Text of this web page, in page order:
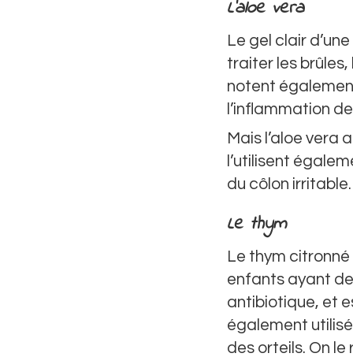
L’aloe vera
Le gel clair
traiter les
notent
l’inflammation
Mais l’aloe
l’utilisent
du côlon irritable.
Le thym
Le thym
enfants ayant
antibiotique, et
également
des orteils. On